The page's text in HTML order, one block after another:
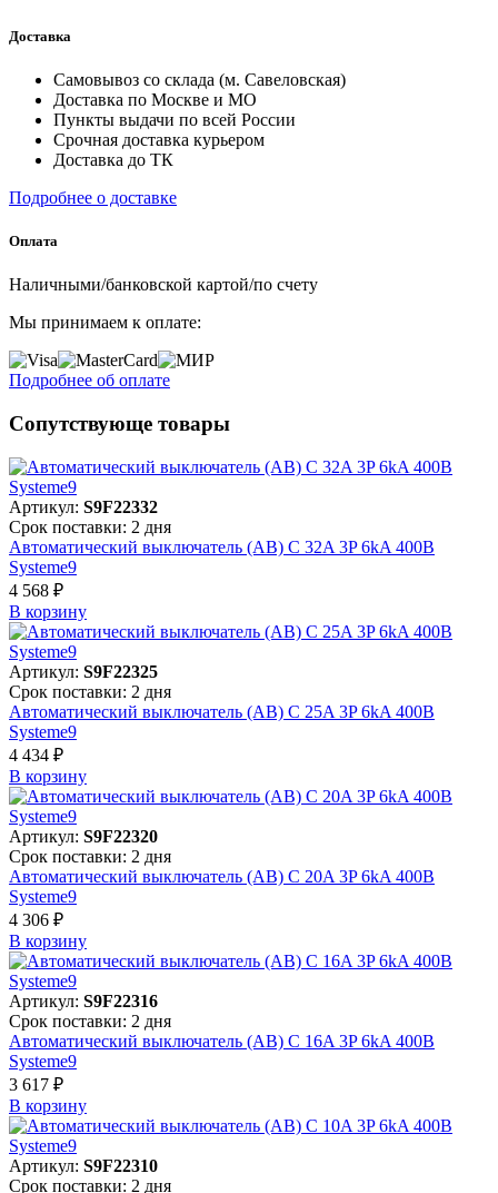
Доставка
Самовывоз со склада (м. Савеловская)
Доставка по Москве и МО
Пункты выдачи по всей России
Срочная доставка курьером
Доставка до ТК
Подробнее о доставке
Оплата
Наличными/банковской картой/по счету
Мы принимаем к оплате:
Подробнее об оплате
Сопутствующе товары
Артикул: S9F22332
Срок поставки: 2 дня
Автоматический выключатель (АВ) C 32A 3P 6kA 400В
Systeme9
4 568 ₽
В корзинy
Артикул: S9F22325
Срок поставки: 2 дня
Автоматический выключатель (АВ) C 25A 3P 6kA 400В
Systeme9
4 434 ₽
В корзинy
Артикул: S9F22320
Срок поставки: 2 дня
Автоматический выключатель (АВ) C 20A 3P 6kA 400В
Systeme9
4 306 ₽
В корзинy
Артикул: S9F22316
Срок поставки: 2 дня
Автоматический выключатель (АВ) C 16A 3P 6kA 400В
Systeme9
3 617 ₽
В корзинy
Артикул: S9F22310
Срок поставки: 2 дня